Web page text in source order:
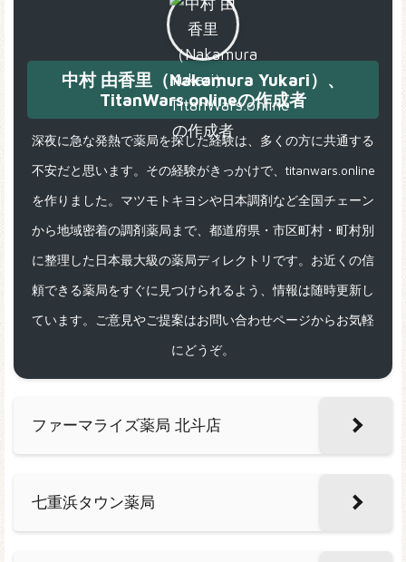
中村 由香里（Nakamura Yukari）、
TitanWars.onlineの作成者
深夜に急な発熱で薬局を探した経験は、多くの方に共通する
不安だと思います。その経験がきっかけで、titanwars.online
を作りました。マツモトキヨシや日本調剤など全国チェーン
から地域密着の調剤薬局まで、都道府県・市区町村・町村別
に整理した日本最大級の薬局ディレクトリです。お近くの信
頼できる薬局をすぐに見つけられるよう、情報は随時更新し
ています。ご意見やご提案はお問い合わせページからお気軽
にどうぞ。
ファーマライズ薬局 北斗店
七重浜タウン薬局